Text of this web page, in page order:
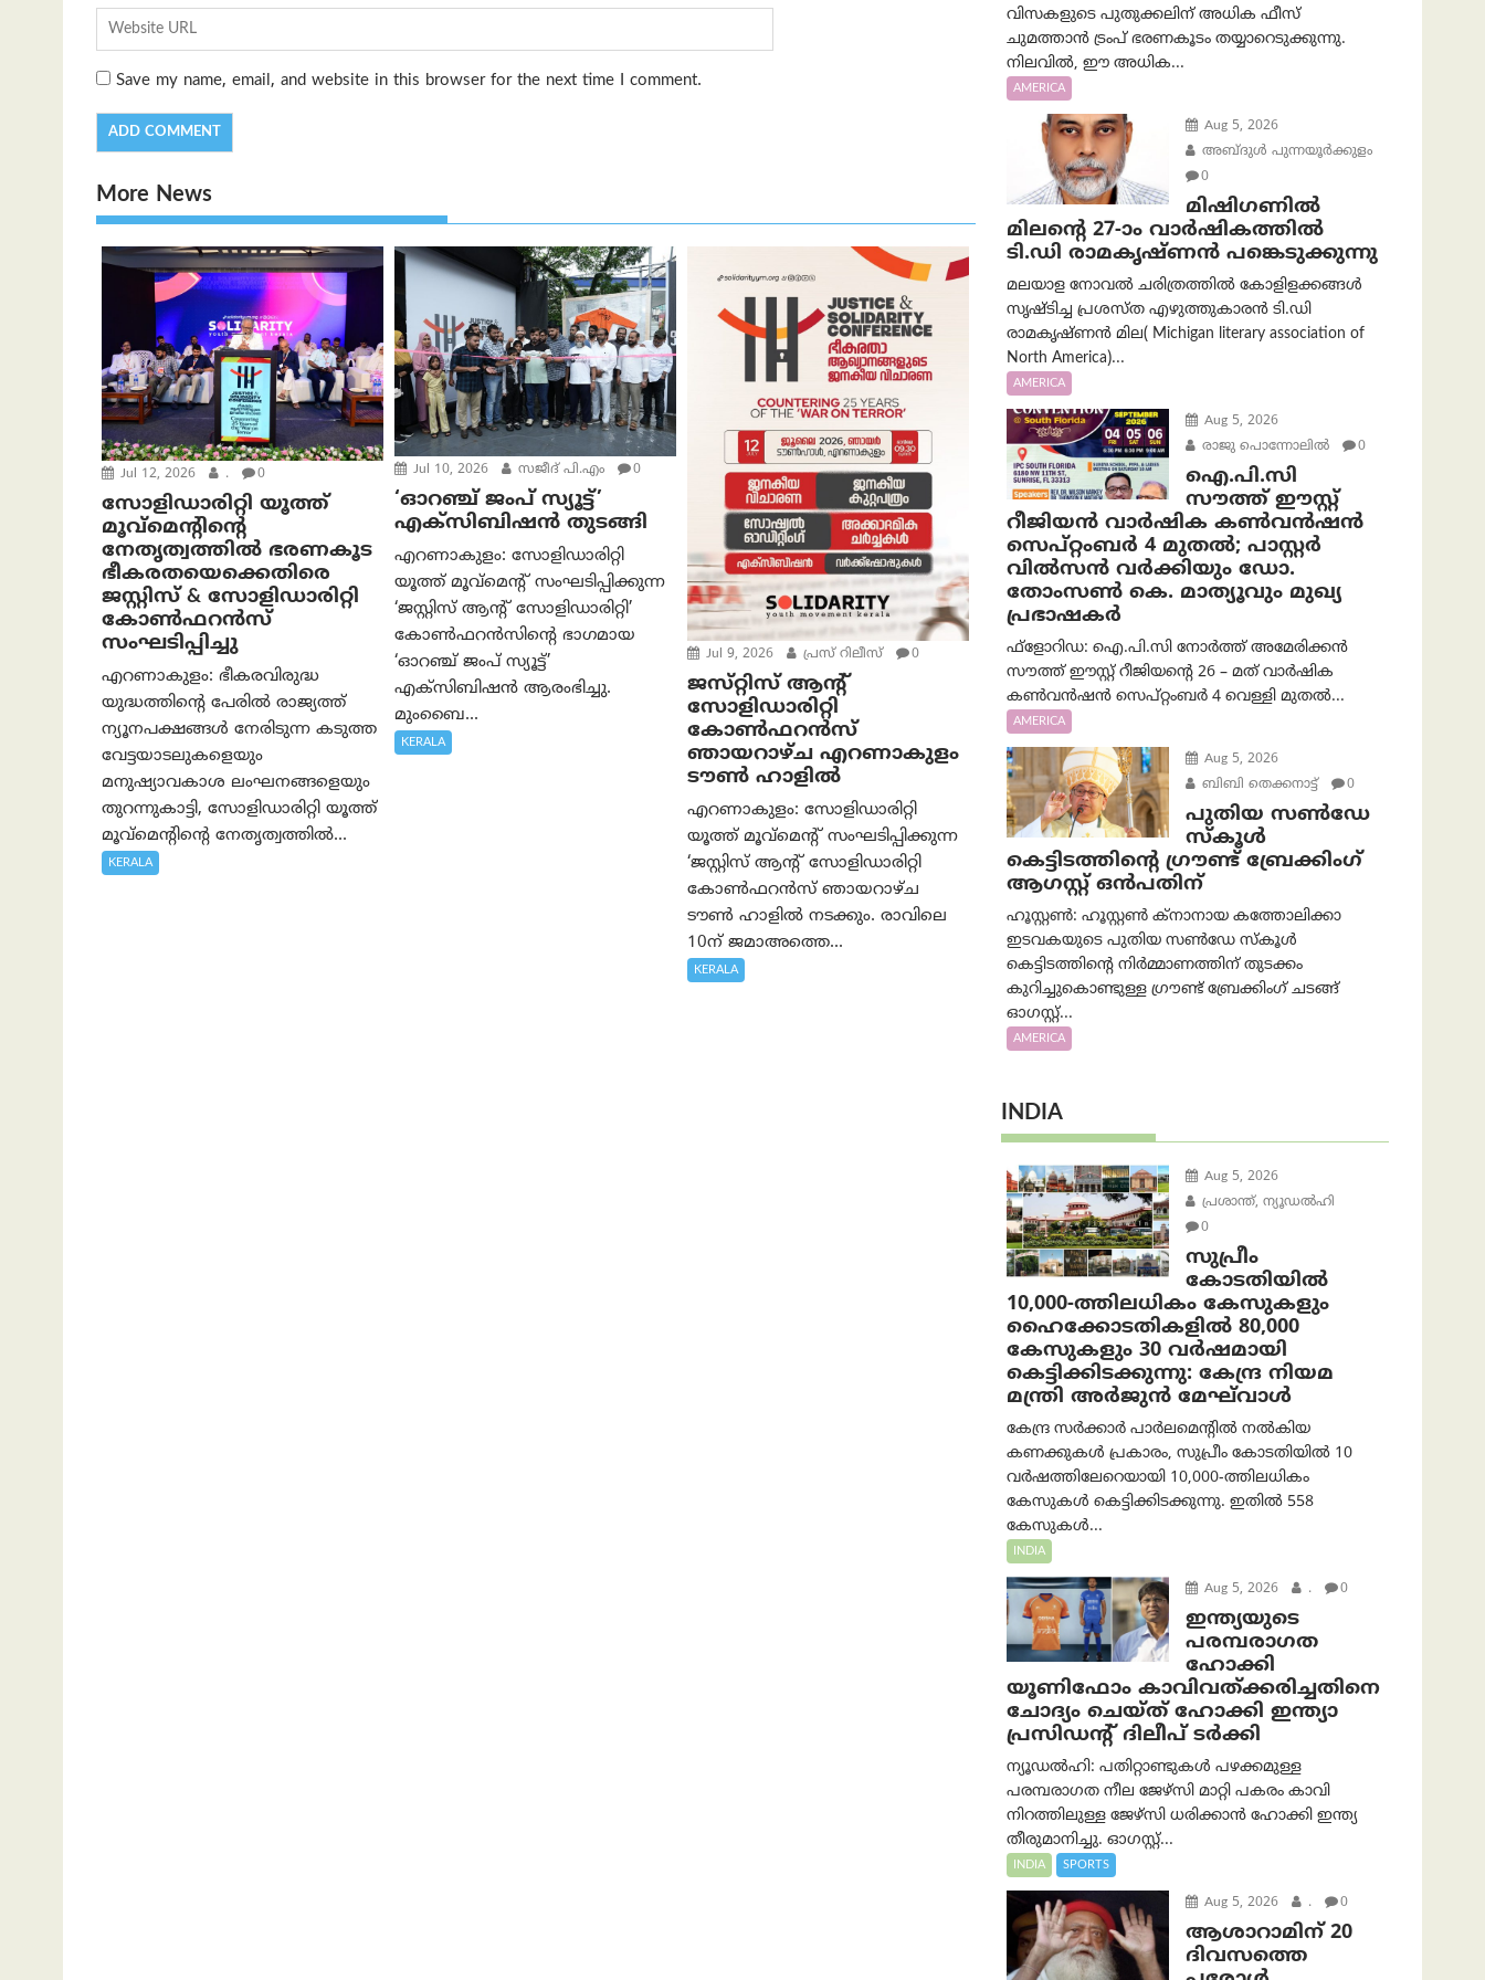
Save my name, email, and website in this browser for the next time I comment.
More News
Jul 12, 2026 . 0
സോളിഡാരിറ്റി യൂത്ത്
മൂവ്മെന്റിന്റെ
നേതൃത്വത്തില്‍ ഭരണകൂട
ഭീകരതയെക്കെതിരെ
ജസ്റ്റിസ് & സോളിഡാരിറ്റി
കോൺഫറൻസ്
സംഘടിപ്പിച്ചു
എറണാകുളം: ഭീകരവിരുദ്ധ
യുദ്ധത്തിന്റെ പേരിൽ രാജ്യത്ത്
ന്യൂനപക്ഷങ്ങൾ നേരിടുന്ന കടുത്ത
വേട്ടയാടലുകളെയും
മനുഷ്യാവകാശ ലംഘനങ്ങളെയും
തുറന്നുകാട്ടി, സോളിഡാരിറ്റി യൂത്ത്
മൂവ്മെന്റിന്റെ നേതൃത്വത്തിൽ...
KERALA
Jul 10, 2026 സജീദ് പി‌.എം 0
‘ഓറഞ്ച് ജംപ് സ്യൂട്ട്’
എക്സിബിഷൻ തുടങ്ങി
എറണാകുളം: സോളിഡാരിറ്റി
യൂത്ത് മൂവ്മെൻ്റ് സംഘടിപ്പിക്കുന്ന
‘ജസ്റ്റിസ് ആൻ്റ് സോളിഡാരിറ്റി’
കോൺഫറൻസിൻ്റെ ഭാഗമായ
‘ഓറഞ്ച് ജംപ് സ്യൂട്ട്’
എക്സിബിഷൻ ആരംഭിച്ചു.
മുംബൈ...
KERALA
Jul 9, 2026 പ്രസ് റിലീസ് 0
ജസ്‌റ്റിസ് ആൻ്റ്
സോളിഡാരിറ്റി
കോൺഫറൻസ്
ഞായറാഴ്ച എറണാകുളം
ടൗൺ ഹാളിൽ
എറണാകുളം: സോളിഡാരിറ്റി
യൂത്ത് മൂവ്മെൻ്റ് സംഘടിപ്പിക്കുന്ന
‘ജസ്റ്റിസ് ആൻ്റ് സോളിഡാരിറ്റി
കോൺഫറൻസ് ഞായറാഴ്ച
ടൗൺ ഹാളിൽ നടക്കും. രാവിലെ
10ന് ജമാഅത്തെ...
KERALA
വിസകളുടെ പുതുക്കലിന് അധിക ഫീസ്
ചുമത്താൻ ട്രംപ് ഭരണകൂടം തയ്യാറെടുക്കുന്നു.
നിലവിൽ, ഈ അധിക...
AMERICA
Aug 5, 2026
അബ്ദുൾ പുന്നയൂർക്കുളം
0
മിഷിഗണിൽ
മിലന്റെ 27-ാം വാർഷികത്തിൽ
ടി.ഡി രാമകൃഷ്ണൻ പങ്കെടുക്കുന്നു
മലയാള നോവൽ ചരിത്രത്തിൽ കോളിളക്കങ്ങൾ
സൃഷ്ടിച്ച പ്രശസ്‌ത എഴുത്തുകാരൻ ടി.ഡി
രാമകൃഷ്ണൻ മില( Michigan literary association of
North America)...
AMERICA
Aug 5, 2026
രാജു പൊന്നോലിൽ
0
ഐ.പി.സി
സൗത്ത് ഈസ്റ്റ്
റീജിയൻ വാർഷിക കൺവൻഷൻ
സെപ്റ്റംബർ 4 മുതൽ; പാസ്റ്റർ
വിൽസൻ വർക്കിയും ഡോ.
തോംസൺ കെ. മാത്യൂവും മുഖ്യ
പ്രഭാഷകർ
ഫ്ളോറിഡ: ഐ.പി.സി നോർത്ത് അമേരിക്കൻ
സൗത്ത് ഈസ്റ്റ് റീജിയന്റെ 26 – മത് വാർഷിക
കൺവൻഷൻ സെപ്റ്റംബർ 4 വെള്ളി മുതൽ...
AMERICA
Aug 5, 2026
ബിബി തെക്കനാട്ട്
0
പുതിയ സൺഡേ
സ്കൂൾ
കെട്ടിടത്തിന്റെ ഗ്രൗണ്ട് ബ്രേക്കിംഗ്
ആഗസ്റ്റ് ഒൻപതിന്
ഹൂസ്റ്റൺ: ഹൂസ്റ്റൺ ക്നാനായ കത്തോലിക്കാ
ഇടവകയുടെ പുതിയ സൺഡേ സ്കൂൾ
കെട്ടിടത്തിന്റെ നിർമ്മാണത്തിന് തുടക്കം
കുറിച്ചുകൊണ്ടുള്ള ഗ്രൗണ്ട് ബ്രേക്കിംഗ് ചടങ്ങ്
ഓഗസ്റ്റ്...
AMERICA
INDIA
Aug 5, 2026
പ്രശാന്ത്, ന്യൂഡല്‍ഹി
0
സുപ്രീം
കോടതിയിൽ
10,000-ത്തിലധികം കേസുകളും
ഹൈക്കോടതികളിൽ 80,000
കേസുകളും 30 വർഷമായി
കെട്ടിക്കിടക്കുന്നു: കേന്ദ്ര നിയമ
മന്ത്രി അര്‍ജുന്‍ മേഘ്‌വാള്‍
കേന്ദ്ര സർക്കാർ പാർലമെന്റിൽ നൽകിയ
കണക്കുകൾ പ്രകാരം, സുപ്രീം കോടതിയിൽ 10
വർഷത്തിലേറെയായി 10,000-ത്തിലധികം
കേസുകൾ കെട്ടിക്കിടക്കുന്നു. ഇതിൽ 558
കേസുകൾ...
INDIA
Aug 5, 2026 . 0
ഇന്ത്യയുടെ
പരമ്പരാഗത
ഹോക്കി
യൂണിഫോം കാവിവത്ക്കരിച്ചതിനെ
ചോദ്യം ചെയ്ത് ഹോക്കി ഇന്ത്യാ
പ്രസിഡന്റ് ദിലീപ് ടര്‍ക്കി
ന്യൂഡൽഹി: പതിറ്റാണ്ടുകൾ പഴക്കമുള്ള
പരമ്പരാഗത നീല ജേഴ്‌സി മാറ്റി പകരം കാവി
നിറത്തിലുള്ള ജേഴ്‌സി ധരിക്കാൻ ഹോക്കി ഇന്ത്യ
തീരുമാനിച്ചു. ഓഗസ്റ്റ്...
INDIA SPORTS
Aug 5, 2026 . 0
ആശാറാമിന് 20
ദിവസത്തെ